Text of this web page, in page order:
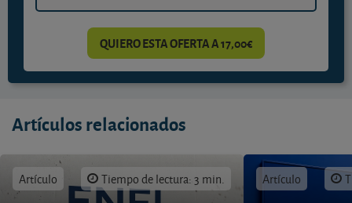
QUIERO ESTA OFERTA A 17,00€
Artículos relacionados
Artículo Tiempo de lectura: 3 min. Artículo